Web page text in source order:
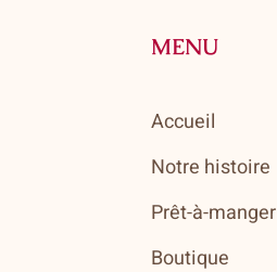
MENU
Accueil
Notre histoire
Prêt-à-manger
Boutique